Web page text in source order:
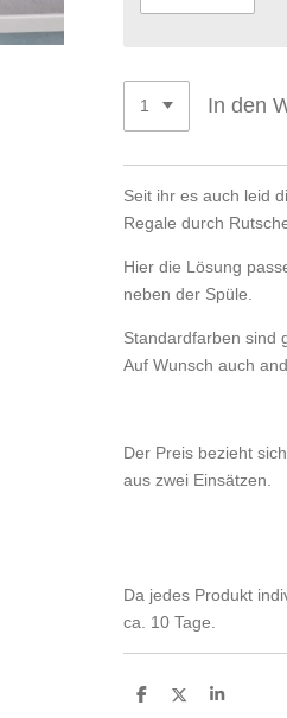
In den
Seit ihr es auch leid
Regale durch
Hier die Lösung
neben der Spüle.
Standardfarben sind
Auf Wunsch auch
Der Preis bezieht
aus zwei Einsätzen.
Da jedes Produkt
ca. 10 Tage.
T
T
T